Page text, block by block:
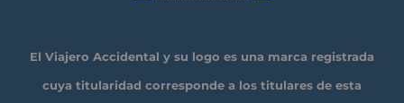
El Viajero Accidental y su logo es una marca registrada
cuya titularidad corresponde a los titulares de esta